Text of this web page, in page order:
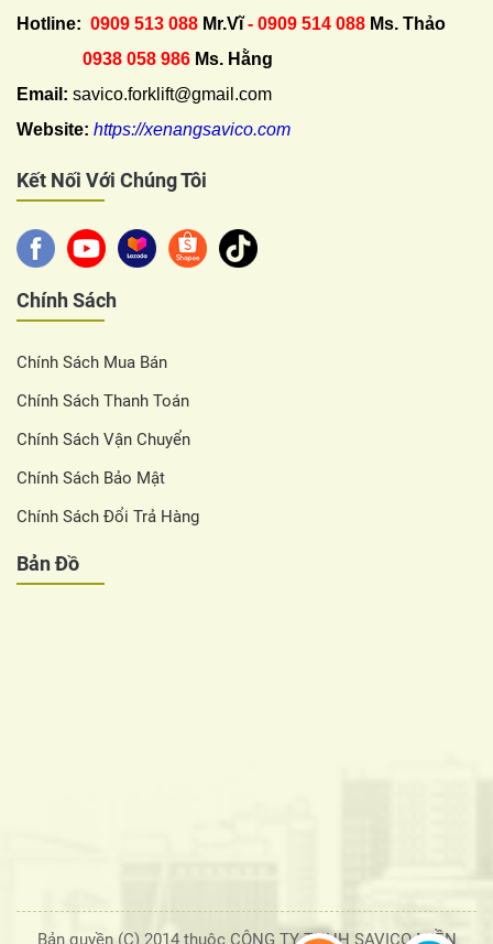
Hotline: 0909 513 088 Mr.Vĩ- 0909 514 088 Ms. Thảo
0938 058 986 Ms. Hằng
Email: savico.forklift@gmail.com
Website: https://xenangsavico.com
Kết Nối Với Chúng Tôi
Chính Sách
Chính Sách Mua Bán
Chính Sách Thanh Toán
Chính Sách Vận Chuyển
Chính Sách Bảo Mật
Chính Sách Đổi Trả Hàng
Bản Đồ
Bản quyền (C) 2014 thuộc CÔNG TY TNHH SAVICO MIỀN